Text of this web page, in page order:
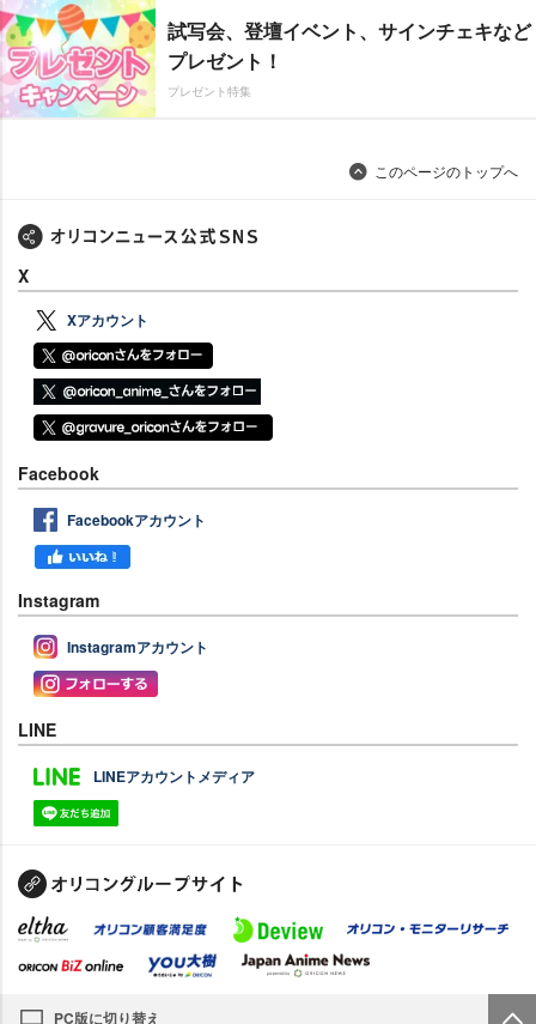
試写会、登壇イベント、サインチェキなど
プレゼント！
プレゼント特集
このページのトップへ
X
Xアカウント
Facebook
Facebookアカウント
Instagram
Instagramアカウント
LINE
LINEアカウントメディア
PC版に切り替え